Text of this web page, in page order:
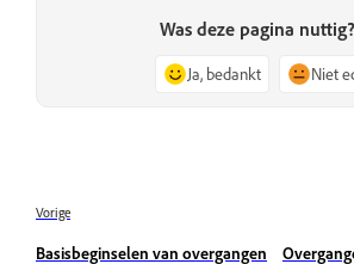
Was deze pagina nuttig?
Ja, bedankt Niet
Vorige
Basisbeginselen van overgangen